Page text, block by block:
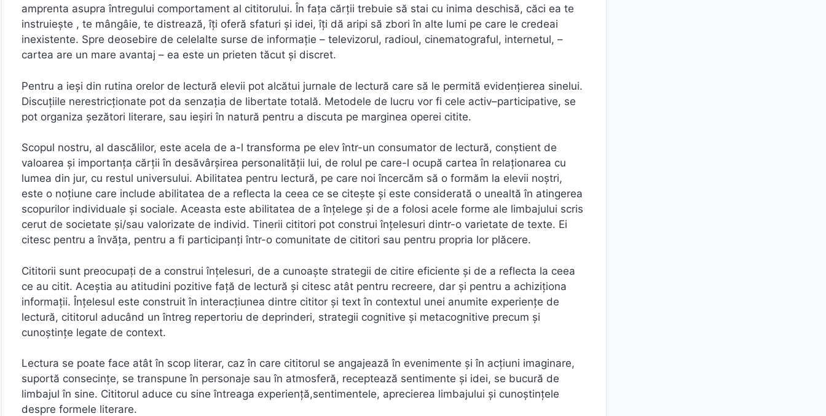
amprenta asupra întregului comportament al cititorului. În faţa cărţii trebuie să stai cu inima deschisă, căci ea te
instruieşte , te mângâie, te distrează, îţi oferă sfaturi şi idei, îţi dă aripi să zbori în alte lumi pe care le credeai
inexistente. Spre deosebire de celelalte surse de informaţie – televizorul, radioul, cinematograful, internetul, –
cartea are un mare avantaj – ea este un prieten tăcut şi discret.
Pentru a ieşi din rutina orelor de lectură elevii pot alcătui jurnale de lectură care să le permită evidențierea sinelui.
Discuțiile nerestricționate pot da senzația de libertate totală. Metodele de lucru vor fi cele activ–participative, se
pot organiza şezători literare, sau ieşiri în natură pentru a discuta pe marginea operei citite.
Scopul nostru, al dascălilor, este acela de a-l transforma pe elev într-un consumator de lectură, conştient de
valoarea şi importanţa cărţii în desăvârşirea personalităţii lui, de rolul pe care-l ocupă cartea în relaţionarea cu
lumea din jur, cu restul universului. Abilitatea pentru lectură, pe care noi încercăm să o formăm la elevii noştri,
este o noțiune care include abilitatea de a reflecta la ceea ce se citește și este considerată o unealtă în atingerea
scopurilor individuale și sociale. Aceasta este abilitatea de a înțelege și de a folosi acele forme ale limbajului scris
cerut de societate și/sau valorizate de individ. Tinerii cititori pot construi înțelesuri dintr-o varietate de texte. Ei
citesc pentru a învăța, pentru a fi participanți într-o comunitate de cititori sau pentru propria lor plăcere.
Cititorii sunt preocupați de a construi înțelesuri, de a cunoaște strategii de citire eficiente și de a reflecta la ceea
ce au citit. Aceștia au atitudini pozitive față de lectură și citesc atât pentru recreere, dar și pentru a achiziționa
informații. Înțelesul este construit în interacțiunea dintre cititor și text în contextul unei anumite experiențe de
lectură, cititorul aducând un întreg repertoriu de deprinderi, strategii cognitive și metacognitive precum și
cunoștințe legate de context.
Lectura se poate face atât în scop literar, caz în care cititorul se angajează în evenimente și în acțiuni imaginare,
suportă consecințe, se transpune în personaje sau în atmosferă, receptează sentimente și idei, se bucură de
limbajul în sine. Cititorul aduce cu sine întreaga experiență,sentimentele, aprecierea limbajului și cunoștințele
despre formele literare.